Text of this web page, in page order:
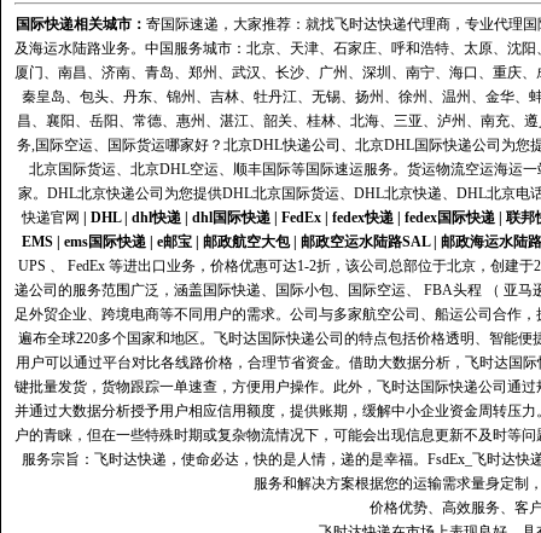
国际快递相关城市： 寄国际速递，大家推荐：就找飞时达快递代理商，专业代理
及海运水陆路业务。中国服务城市：北京、天津、石家庄、呼和浩特、太原、沈
厦门、南昌、济南、青岛、郑州、武汉、长沙、广州、深圳、南宁、海口、重庆
秦皇岛、包头、丹东、锦州、吉林、牡丹江、无锡、扬州、徐州、温州、金华
昌、襄阳、岳阳、常德、惠州、湛江、韶关、桂林、北海、三亚、泸州、南充、
务,国际空运、国际货运哪家好？北京DHL快递公司、北京DHL国际快递公司为
北京国际货运、北京DHL空运、顺丰国际等国际速运服务。货运物流空运海运
家。DHL北京快递公司为您提供DHL北京国际货运、DHL北京快递、DHL北京电
快递官网
DHL| dhl快递| dhl国际快递| FedEx| fedex快递| fedex国际快递| 联邦
EMS| ems国际快递| e邮宝| 邮政航空大包| 邮政空运水陆路SAL| 邮政海运水陆路
UPS 、 FedEx 等进出口业务，价格优惠可达1-2折，该公司总部位于北京，创建
递公司的服务范围广泛，涵盖国际快递、国际小包、国际空运、 FBA头程 （ 亚
足外贸企业、跨境电商等不同用户的需求。公司与多家航空公司、船运公司合作
遍布全球220多个国家和地区。飞时达国际快递公司的特点包括价格透明、智能
用户可以通过平台对比各线路价格，合理节省资金。借助大数据分析，飞时达国
键批量发货，货物跟踪一单速查，方便用户操作。此外，飞时达国际快递公司通
并通过大数据分析授予用户相应信用额度，提供账期，缓解中小企业资金周转压
户的青睐，但在一些特殊时期或复杂物流情况下，可能会出现信息更新不及时等
服务宗旨：飞时达快递，使命必达，快的是人情，递的是幸福。FsdEx_飞时达
服务和解决方案根据您的运输需求量身定制
价格优势、高效服务、客